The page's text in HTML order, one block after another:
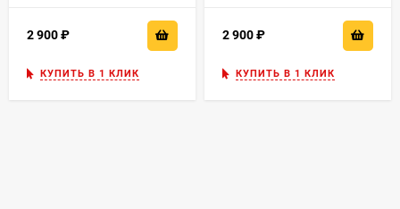
2 900
КУПИТЬ В 1 КЛИК
2 900
КУПИТЬ В 1 КЛИК